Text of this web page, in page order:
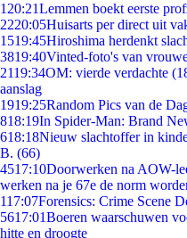
1 20:21Lemmen boekt eerste
2220:05Huisarts per direct uit
1519:45Hiroshima herdenkt
3819:40Vinted-foto's van
2119:34OM: vierde verdachte
aanslag
1919:25Random Pics van de
818:19In Spider-Man: Brand
618:18Nieuw slachtoffer in
B. (66)
4517:10Doorwerken na AOW-
werken na je 67e de norm
117:07Forensics: Crime Scene
5617:01Boeren waarschuwen
hitte en droogte